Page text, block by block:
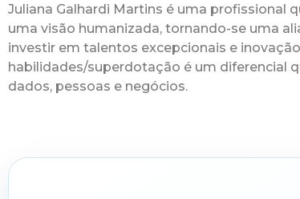
Juliana Galhardi Martins é uma profissional
uma visão humanizada, tornando-se uma
investir em talentos excepcionais e
habilidades/superdotação é um diferencial
dados, pessoas e negócios.